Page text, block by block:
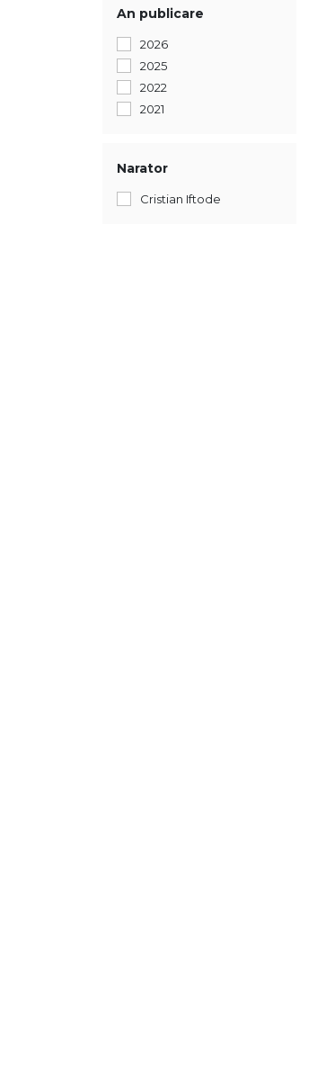
An publicare
2026
2025
2022
2021
Narator
Cristian Iftode